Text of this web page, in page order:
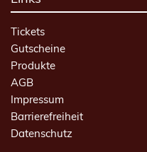
Tickets
Gutscheine
Produkte
AGB
Impressum
Barrierefreiheit
Datenschutz